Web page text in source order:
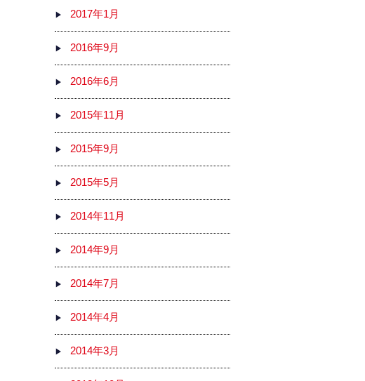
2017年1月
2016年9月
2016年6月
2015年11月
2015年9月
2015年5月
2014年11月
2014年9月
2014年7月
2014年4月
2014年3月